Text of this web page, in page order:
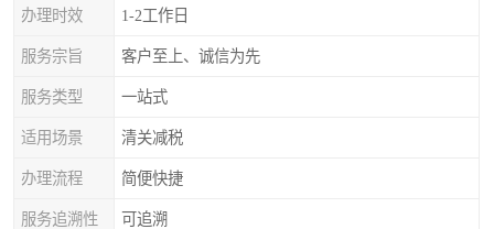
办理时效 1-2工作日
服务宗旨 客户至上、诚信为先
服务类型 一站式
适用场景 清关减税
办理流程 简便快捷
服务追溯性 可追溯